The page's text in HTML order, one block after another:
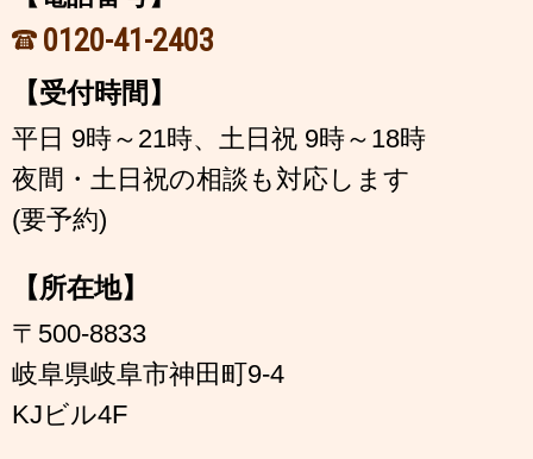
0120-41-2403
【受付時間】
平日 9時～21時、土日祝 9時～18時
夜間・土日祝の相談も対応します
(要予約)
【所在地】
〒500-8833
岐阜県岐阜市神田町9-4
KJビル4F